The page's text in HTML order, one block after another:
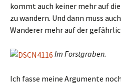
kommt auch keiner mehr auf
zu wandern. Und dann muss
Wanderer mehr auf der
Im Forstgraben.
Ich fasse meine Argumente